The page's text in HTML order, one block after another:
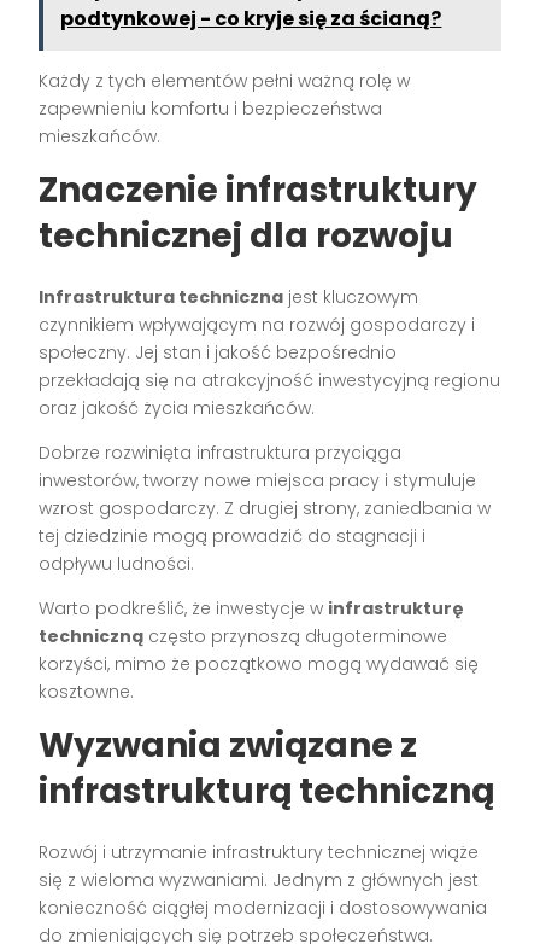
podtynkowej - co kryje się za ścianą?
Każdy z tych elementów pełni ważną rolę w
zapewnieniu komfortu i bezpieczeństwa
mieszkańców.
Znaczenie infrastruktury
technicznej dla rozwoju
Infrastruktura techniczna jest kluczowym
czynnikiem wpływającym na rozwój gospodarczy i
społeczny. Jej stan i jakość bezpośrednio
przekładają się na atrakcyjność inwestycyjną regionu
oraz jakość życia mieszkańców.
Dobrze rozwinięta infrastruktura przyciąga
inwestorów, tworzy nowe miejsca pracy i stymuluje
wzrost gospodarczy. Z drugiej strony, zaniedbania w
tej dziedzinie mogą prowadzić do stagnacji i
odpływu ludności.
Warto podkreślić, że inwestycje w infrastrukturę
techniczną często przynoszą długoterminowe
korzyści, mimo że początkowo mogą wydawać się
kosztowne.
Wyzwania związane z
infrastrukturą techniczną
Rozwój i utrzymanie infrastruktury technicznej wiąże
się z wieloma wyzwaniami. Jednym z głównych jest
konieczność ciągłej modernizacji i dostosowywania
do zmieniających się potrzeb społeczeństwa.